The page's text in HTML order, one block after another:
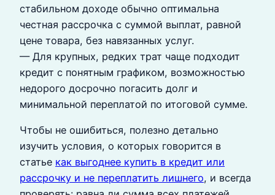
стабильном доходе обычно оптимальна
честная рассрочка с суммой выплат, равной
цене товара, без навязанных услуг.
— Для крупных, редких трат чаще подходит
кредит с понятным графиком, возможностью
недорого досрочно погасить долг и
минимальной переплатой по итоговой сумме.
Чтобы не ошибиться, полезно детально
изучить условия, о которых говорится в
статье как выгоднее купить в кредит или
рассрочку и не переплатить лишнего, и всегда